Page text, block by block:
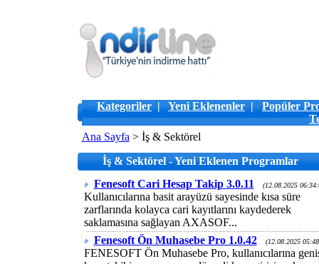
Kategoriler | Yeni Eklenenler | Popüler
Ana Sayfa > İş & Sektörel
İş & Sektörel - Yeni Eklenen Programlar
Fenesoft Cari Hesap Takip 3.0.11
(12.08.2025
Kullanıcılarına basit arayüzü sayesinde kısa süre
zarflarında kolayca cari kayıtlarını kaydederek
saklamasına sağlayan AXASOF...
Fenesoft Ön Muhasebe Pro 1.0.42
(12.08.2025
FENESOFT Ön Muhasebe Pro, kullanıcılarına